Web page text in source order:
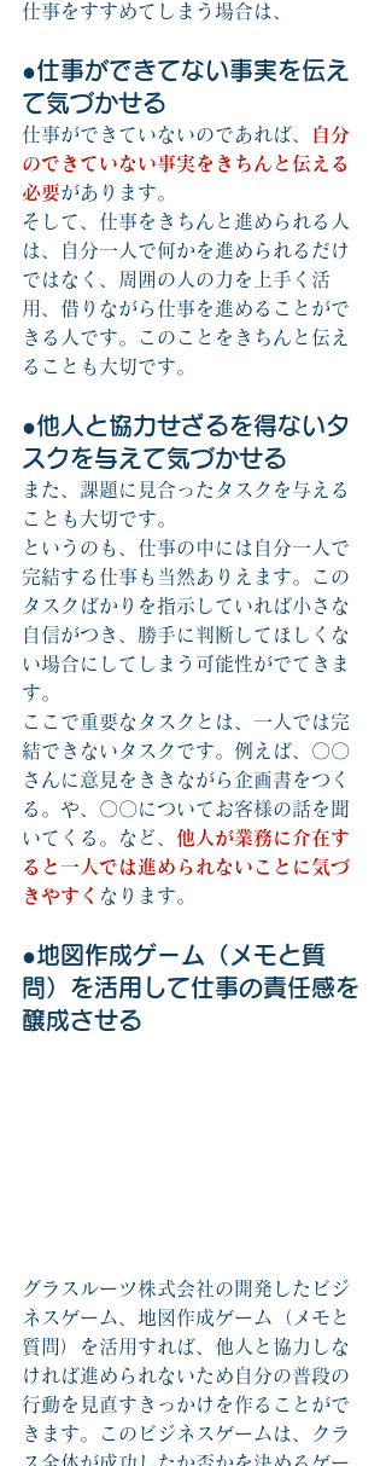
仕事をすすめてしまう場合は、
●仕事ができてない事実を伝え
て気づかせる
仕事ができていないのであれば、
自分
のできていない事実をきちんと伝える
必要があります。
そして、仕事をきちんと進められる人
は、自分一人で何かを進められるだけ
ではなく、周囲の人の力を上手く活
用、借りながら仕事を進めることがで
きる人です。このことをきちんと伝え
ることも大切です。
●他人と協力せざるを得ないタ
スクを与えて気づかせる
また、課題に見合ったタスクを与える
ことも大切です。
というのも、仕事の中には自分一人で
完結する仕事も当然ありえます。この
タスクばかりを指示していれば小さな
自信がつき、勝手に判断してほしくな
い場合にしてしまう可能性がでてきま
す。
ここで重要なタスクとは、一人では完
結できないタスクです。例えば、〇〇
さんに意見をききながら企画書をつく
る。や、〇〇についてお客様の話を聞
いてくる。など、 他人が業務に介在す
ると一人では進められないことに気づ
きやすく なります。
●地図作成ゲーム（メモと質
問）を活用して仕事の責任感を
醸成させる
グラスルーツ株式会社の開発したビジ
ネスゲーム、地図作成ゲーム（メモと
質問）を活用すれば、他人と協力しな
ければ進められないため自分の普段の
行動を見直すきっかけを作ることがで
きます。このビジネスゲームは、クラ
ス全体が成功したか否かを決めるゲー